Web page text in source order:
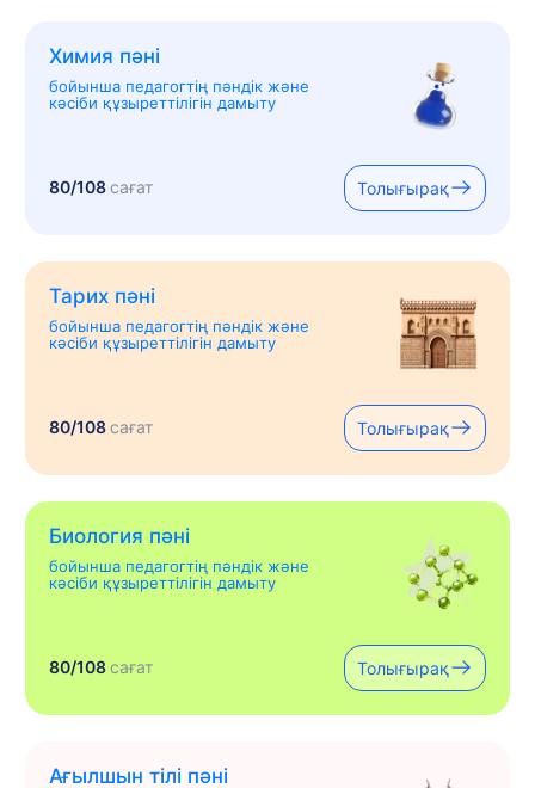
Химия пәні
бойынша педагогтің пәндік және
кәсіби құзыреттілігін дамыту
80/108сағат Толығырақ
Тарих пәні
бойынша педагогтің пәндік және
кәсіби құзыреттілігін дамыту
80/108сағат Толығырақ
Биология пәні
бойынша педагогтің пәндік және
кәсіби құзыреттілігін дамыту
80/108сағат Толығырақ
Ағылшын тілі пәні